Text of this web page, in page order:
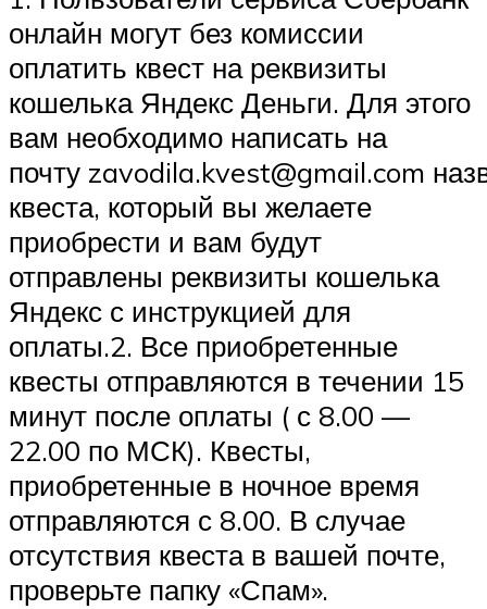
онлайн могут без комиссии
оплатить квест на реквизиты
кошелька Яндекс Деньги. Для этого
вам необходимо написать на
почту zavodila.kvest@gmail.com
квеста, который вы желаете
приобрести и вам будут
отправлены реквизиты кошелька
Яндекс с инструкцией для
оплаты.2. Все приобретенные
квесты отправляются в течении 15
минут после оплаты ( с 8.00 —
22.00 по МСК). Квесты,
приобретенные в ночное время
отправляются с 8.00. В случае
отсутствия квеста в вашей почте,
проверьте папку «Спам».